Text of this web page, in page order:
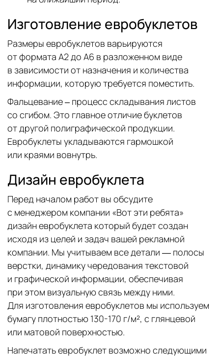
Изготовление евробуклетов
Размеры евробуклетов варьируются
от формата А2 до А6 в разложенном виде
в зависимости от назначения и количества
информации, которую требуется поместить.
Фальцевание – процесс складывания листов
со сгибом. Это главное отличие буклетов
от другой полиграфической продукции.
Евробуклеты укладываются гармошкой
или краями вовнутрь.
Дизайн евробуклета
Перед началом работ вы обсудите
с менеджером компании «Вот эти ребята»
дизайн евробуклета который будет создан
исходя из целей и задач вашей рекламной
компании. Мы учитываем все детали — полосы
верстки, динамику чередования текстовой
и графической информации, обеспечивая
при этом визуальную связь между ними.
Для изготовления евробуклетов мы используем
бумагу плотностью 130-170 г/м², с глянцевой
или матовой поверхностью.
Напечатать евробуклет возможно следующими